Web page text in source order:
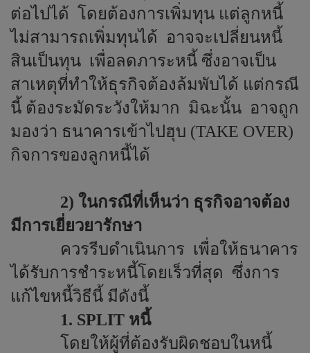
ต่อไปได้ โดยต้องการเพิ่มทุน แต่ลูกหนี้
ไม่สามารถเพิ่มทุนได้
อาจจะเปลี่ยนหนี้
สินเป็นทุน เพื่อลดภาระหนี้ ซึ่งอาจเป็น
สาเหตุที่ทำให้ธุรกิจต้องล้มพับได้ แต่กรณี
นี้ ต้องระมัดระวังให้มาก มิฉะนั้น อาจถูก
มองว่า ธนาคารเข้าไปฮุบ (TAKE OVER)
กิจการของลูกหนี้ได้
2) ในกรณีที่เห็นว่า ธุรกิจอาจต้อง
มีการเยี่ยวยารักษา
ควรรีบดำเนินการ เพื่อให้ธนาคาร
ได้รับการชำระหนี้โดยเร็วที่สุด ซึ่งการ
แก้ไขหนี้วิธีนี้ มีดังนี้
1. SPLIT หนี้
โดยให้ผู้ที่ต้องรับผิดชอบในหนี้